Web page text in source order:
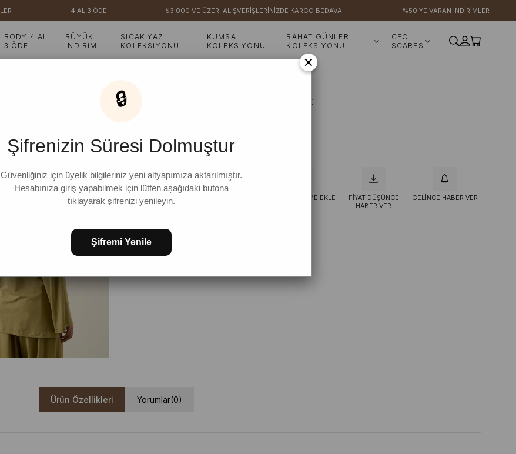
4 AL 3 ÖDE ₺3.000 VE ÜZERİ ALIŞVERİŞLERİNİZDE KARGO BEDAVA! %50'YE VARAN İNDİRİMLER
BODY 4 AL
3 ÖDE
BÜYÜK
İNDİRİM
SICAK YAZ
KOLEKSİYONU
KUMSAL
KOLEKSİYONU
RAHAT GÜNLER
KOLEKSİYONU
CEO
SCARFS
Çağla Ring Viskon Bağlamalı Tunik
FAVORILERE EKLE İSTEK LISTEME EKLE
FIYAT DÜŞÜNCE
HABER VER
GELINCE HABER VER
Ürün Özellikleri Yorumlar(0)
×
🔒
Şifrenizin Süresi Dolmuştur
Güvenliğiniz için üyelik bilgileriniz yeni altyapımıza aktarılmıştır.
Hesabınıza giriş yapabilmek için lütfen aşağıdaki butona
tıklayarak şifrenizi yenileyin.
Şifremi Yenile